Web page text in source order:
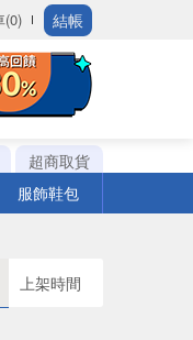
(0) 結帳
超商取貨
服飾鞋包
上架時間